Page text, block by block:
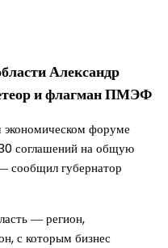
Александр
и флагман ПМЭФ
форуме
соглашений на общую
губернатор
― регион,
с которым бизнес